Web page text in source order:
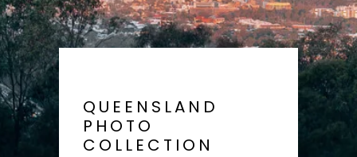
QUEENSLAND
PHOTO
COLLECTION